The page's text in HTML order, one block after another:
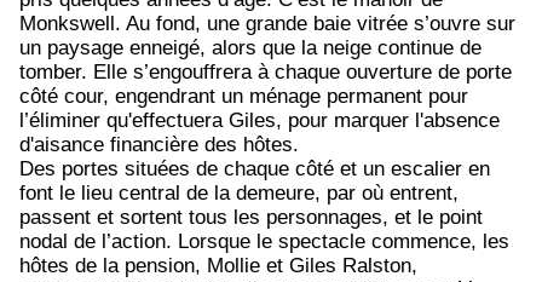
Monkswell. Au fond, une grande baie vitrée s’ouvre sur
un paysage enneigé, alors que la neige continue de
tomber. Elle s’engouffrera à chaque ouverture de porte
côté cour, engendrant un ménage permanent pour
l’éliminer qu'effectuera Giles, pour marquer l'absence
d'aisance financière des hôtes.
Des portes situées de chaque côté et un escalier en
font le lieu central de la demeure, par où entrent,
passent et sortent tous les personnages, et le point
nodal de l’action. Lorsque le spectacle commence, les
hôtes de la pension, Mollie et Giles Ralston,